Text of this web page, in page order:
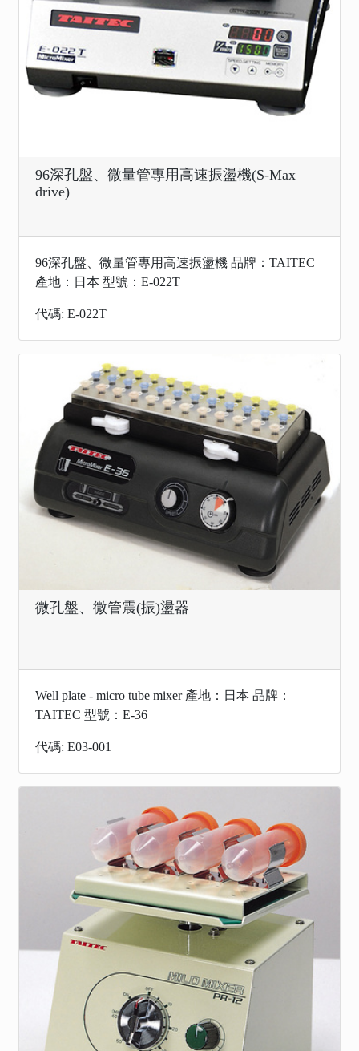
96深孔盤、微量管專用高速振盪機(S-Max
drive)
96深孔盤、微量管專用高速振盪機 品牌：TAITEC
產地：日本 型號：E-022T
代碼: E-022T
微孔盤、微管震(振)盪器
Well plate - micro tube mixer 產地：日本 品牌：
TAITEC 型號：E-36
代碼: E03-001